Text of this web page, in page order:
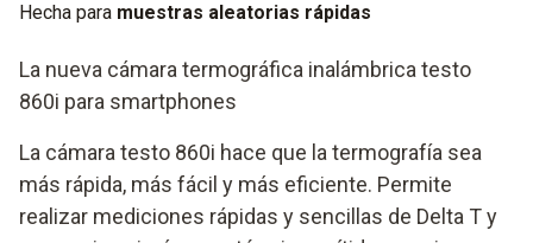
Hecha para muestras aleatorias rápidas
La nueva cámara termográfica inalámbrica testo
860i para smartphones
La cámara testo 860i hace que la termografía sea
más rápida, más fácil y más eficiente. Permite
realizar mediciones rápidas y sencillas de Delta T y